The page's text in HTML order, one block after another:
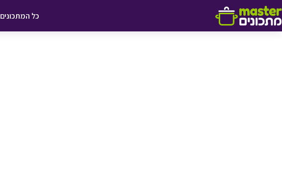
דלג לתוכן
כל המתכונים